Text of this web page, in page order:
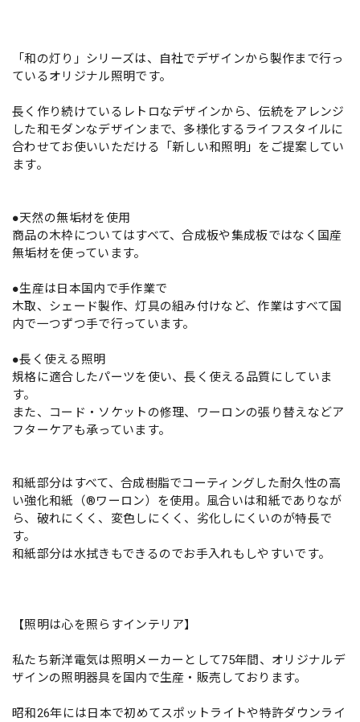
「和の灯り」シリーズは、自社でデザインから製作まで行っ
ているオリジナル照明です。
長く作り続けているレトロなデザインから、伝統をアレンジ
した和モダンなデザインまで、多様化するライフスタイルに
合わせてお使いいただける「新しい和照明」をご提案してい
ます。
●天然の無垢材を使用
商品の木枠についてはすべて、合成板や集成板ではなく国産
無垢材を使っています。
●生産は日本国内で手作業で
木取、シェード製作、灯具の組み付けなど、作業はすべて国
内で一つずつ手で行っています。
●長く使える照明
規格に適合したパーツを使い、長く使える品質にしていま
す。
また、コード・ソケットの修理、ワーロンの張り替えなどア
フターケアも承っています。
和紙部分はすべて、合成樹脂でコーティングした耐久性の高
い強化和紙（®ワーロン）を使用。風合いは和紙でありなが
ら、破れにくく、変色しにくく、劣化しにくいのが特長で
す。
和紙部分は水拭きもできるのでお手入れもしやすいです。
【照明は心を照らすインテリア】
私たち新洋電気は照明メーカーとして75年間、オリジナルデ
ザインの照明器具を国内で生産・販売しております。
昭和26年には日本で初めてスポットライトや特許ダウンライ